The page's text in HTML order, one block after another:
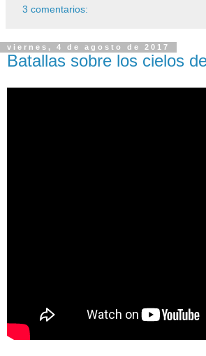
3 comentarios:
viernes, 4 de agosto de 2017
Batallas sobre los cielos